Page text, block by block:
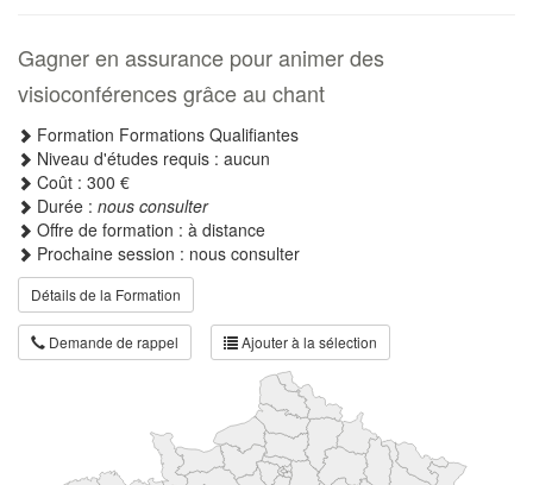
Gagner en assurance pour animer des
visioconférences grâce au chant
Formation Formations Qualifiantes
Niveau d'études requis : aucun
Coût : 300 €
Durée : nous consulter
Offre de formation : à distance
Prochaine session : nous consulter
Détails de la Formation
Demande de rappel Ajouter à la sélection